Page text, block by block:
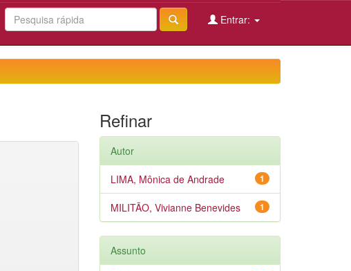
Entrar:
Refinar
Autor
1
LIMA, Mônica de Andrade
1
MILITÃO, Vivianne Benevides
Assunto